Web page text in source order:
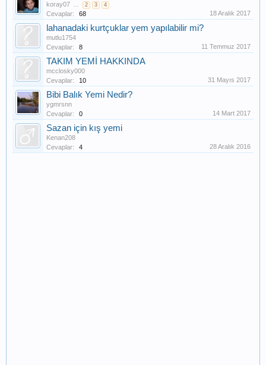
koray07 ... 2 3 4
Cevaplar: 68 18 Aralık 2017
lahanadaki kurtçuklar yem yapılabilir mi?
mutlu1754
Cevaplar:
8 11 Temmuz 2017
TAKIM YEMİ HAKKINDA
mcclosky000
Cevaplar:
10 31 Mayıs 2017
Bibi Balık Yemi Nedir?
ygmrsnn
Cevaplar:
0 14 Mart 2017
Sazan için kış yemi
Kenan208
Cevaplar:
4 28 Aralık 2016